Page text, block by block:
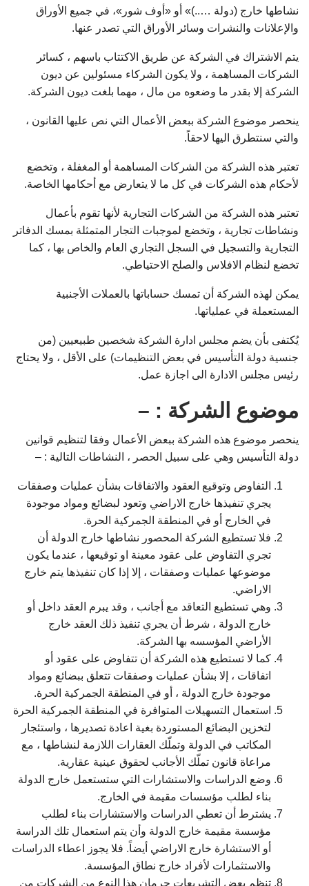
نشاطها خارج (دولة …..)» أو «أوف شور»، في جميع الأوراق
والإعلانات والنشرات وسائر الأوراق التي تصدر عنها.
يتم الاشتراك في الشركة عن طريق الاكتتاب باسهم ، كسائر
الشركات المساهمة ، ولا يكون الشركاء مسئولين عن ديون
الشركة إلا بقدر ما وضعوه من مال ، مهما بلغت ديون الشركة.
ينحصر موضوع الشركة ببعض الأعمال التي نص عليها القانون ،
والتي سنتطرق اليها لاحقاً.
تعتبر هذه الشركة من الشركات المساهمة أو المغفلة ، وتخضع
لأحكام هذه الشركات في كل ما لا يتعارض مع أحكامها الخاصة.
تعتبر هذه الشركة من الشركات التجارية لأنها تقوم بأعمال
ونشاطات تجارية ، وتخضع لموجبات التجار المتمثلة بمسك الدفاتر
التجارية والتسجيل في السجل التجاري العام والخاص بها ، كما
تخضع لنظام الافلاس والصلح الاحتياطي.
يمكن لهذه الشركة أن تمسك حساباتها بالعملات الأجنبية
المستعملة في عملياتها.
يُكتفى بأن يضم مجلس ادارة الشركة شخصين طبيعيين (من
جنسية دولة التأسيس في بعض التنظيمات) على الأقل ، ولا يحتاج
رئيس مجلس الادارة الى اجازة عمل.
موضوع الشركة : –
ينحصر موضوع هذه الشركة ببعض الأعمال وفقا لتنظيم قوانين
دولة التأسيس وهي على سبيل الحصر ، النشاطات التالية : –
التفاوض وتوقيع العقود والاتفاقات بشأن عمليات وصفقات
يجري تنفيذها خارج الاراضي وتعود لبضائع ومواد موجودة
في الخارج أو في المنطقة الجمركية الحرة.
فلا تستطيع الشركة المحصور نشاطها خارج الدولة أن
تجري التفاوض على عقود معينة او توقيعها ، عندما يكون
موضوعها عمليات وصفقات ، إلا إذا كان تنفيذها يتم خارج
الاراضي.
وهي تستطيع التعاقد مع أجانب ، وقد يبرم العقد داخل أو
خارج الدولة ، شرط أن يجري تنفيذ ذلك العقد خارج
الأراضي المؤسسه بها الشركة.
كما لا تستطيع هذه الشركة أن تتفاوض على عقود أو
اتفاقات ، إلا بشأن عمليات وصفقات تتعلق ببضائع ومواد
موجودة خارج الدولة ، أو في المنطقة الجمركية الحرة.
استعمال التسهيلات المتوافرة في المنطقة الجمركية الحرة
لتخزين البضائع المستوردة بغية اعادة تصديرها ، واستئجار
المكاتب في الدولة وتملّك العقارات اللازمة لنشاطها ، مع
مراعاة قانون تملّك الأجانب لحقوق عينية عقارية.
وضع الدراسات والاستشارات التي ستستعمل خارج الدولة
بناء لطلب مؤسسات مقيمة في الخارج.
يشترط أن تعطي الدراسات والاستشارات بناء لطلب
مؤسسة مقيمة خارج الدولة وأن يتم استعمال تلك الدراسة
أو الاستشارة خارج الاراضي أيضاً. فلا يجوز اعطاء الدراسات
والاستثمارات لأفراد خارج نطاق المؤسسة.
تنظم بعض التشريعات حرمان هذا النوع من الشركات من